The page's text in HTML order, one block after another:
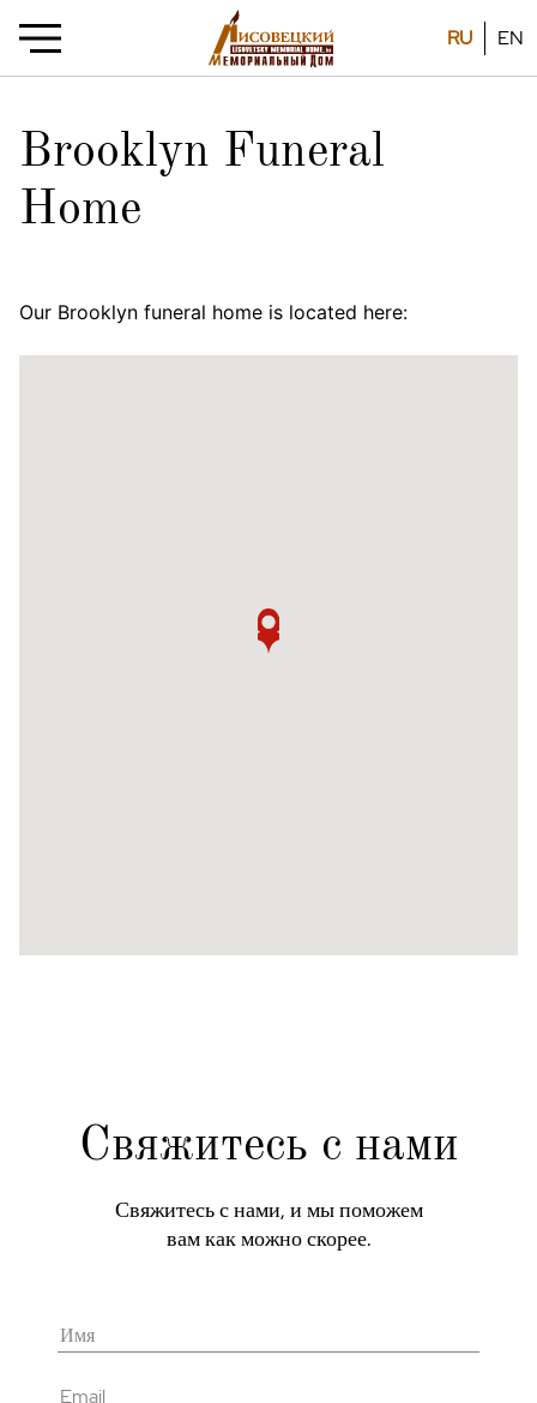
RU EN
Brooklyn Funeral
Home
Our Brooklyn funeral home is located here:
Свяжитесь с нами
Свяжитесь с нами, и мы поможем
вам как можно скорее.